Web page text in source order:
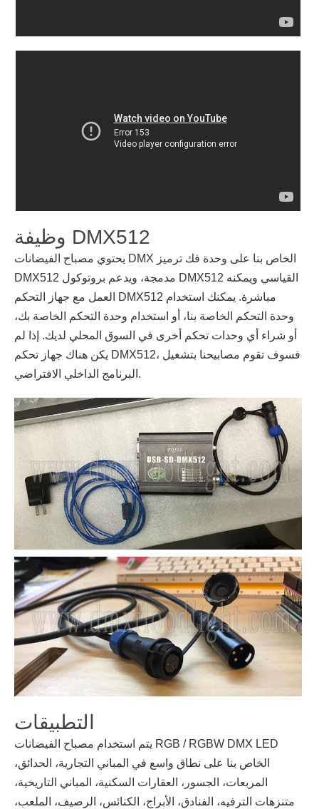
وظيفة DMX512
يحتوي مصباح الفيضانات DMX الخاص بنا على وحدة فك ترميز
DMX512 مدمجة، ويدعم بروتوكول DMX512 القياسي ويمكنه
العمل مع جهاز التحكم DMX512 مباشرة. يمكنك استخدام
وحدة التحكم الخاصة بنا، أو استخدام وحدة التحكم الخاصة بك،
أو شراء أي وحدات تحكم أخرى في السوق المحلي لديك. إذا لم
يكن هناك جهاز تحكم DMX512، فسوف تقوم مصابيحنا بتشغيل
البرنامج الداخلي الافتراضي.
التطبيقات
يتم استخدام مصباح الفيضانات RGB / RGBW DMX LED
الخاص بنا على نطاق واسع في المباني التجارية، الحدائق،
المربعات، الجسور، العقارات السكنية، المباني التاريخية،
متنزهات الترفيه، الفنادق، الأبراج، الكنائس، الرصيف، الملعب،